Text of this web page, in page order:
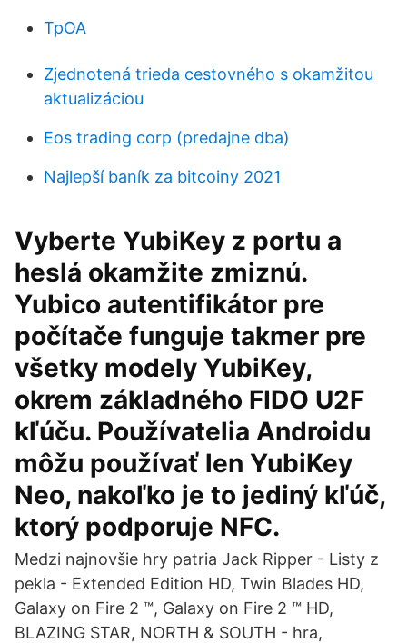
TpOA
Zjednotená trieda cestovného s okamžitou
aktualizáciou
Eos trading corp (predajne dba)
Najlepší baník za bitcoiny 2021
Vyberte YubiKey z portu a
heslá okamžite zmiznú.
Yubico autentifikátor pre
počítače funguje takmer pre
všetky modely YubiKey,
okrem základného FIDO U2F
kľúču. Používatelia Androidu
môžu používať len YubiKey
Neo, nakoľko je to jediný kľúč,
ktorý podporuje NFC.
Medzi najnovšie hry patria Jack Ripper - Listy z
pekla - Extended Edition HD, Twin Blades HD,
Galaxy on Fire 2 ™, Galaxy on Fire 2 ™ HD,
BLAZING STAR, NORTH & SOUTH - hra,